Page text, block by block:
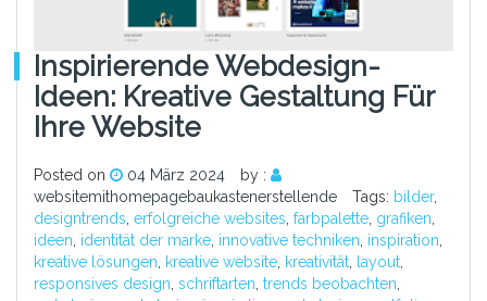
Inspirierende Webdesign-
Ideen: Kreative Gestaltung Für
Ihre Website
Posted on 04 März 2024
by :
websitemithomepagebaukastenerstellende
Tags: bilder,
designtrends erfolgreiche websites farbpalette grafiken
ideen identität der marke innovative techniken inspiration
kreative lösungen
kreative website kreativität layout
responsives design schriftarten trends beobachten